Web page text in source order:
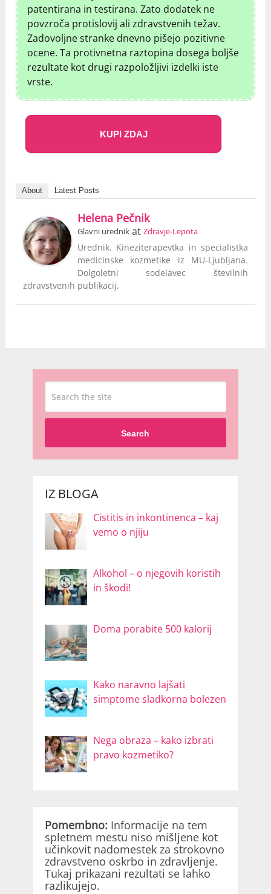
patentirana in testirana. Zato dodatek ne
povzroča protislovij ali zdravstvenih težav.
Zadovoljne stranke dnevno pišejo pozitivne
ocene. Ta protivnetna raztopina dosega boljše
rezultate kot drugi razpoložljivi izdelki iste
vrste.
KUPI ZDAJ
About Latest Posts
Helena Pečnik
Glavni urednik atZdravje-Lepota
Urednik. Kineziterapevtka in specialistka
medicinske kozmetike iz MU-Ljubljana.
Dolgoletni sodelavec številnih
zdravstvenih publikacij.
Search
IZ BLOGA
Cistitis in inkontinenca – kaj
vemo o njiju
Alkohol – o njegovih koristih
in škodi!
Doma porabite 500 kalorij
Kako naravno lajšati
simptome sladkorna bolezen
Nega obraza – kako izbrati
pravo kozmetiko?
Pomembno: Informacije na tem
spletnem mestu niso mišljene kot
učinkovit nadomestek za strokovno
zdravstveno oskrbo in zdravljenje.
Tukaj prikazani rezultati se lahko
razlikujejo.